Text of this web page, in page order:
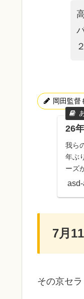
岡田監督
26
我ら
年ぶ
ーズ
手、
7月
その京セ